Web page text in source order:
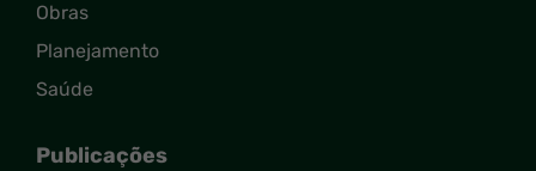
Obras
Planejamento
Saúde
Publicações